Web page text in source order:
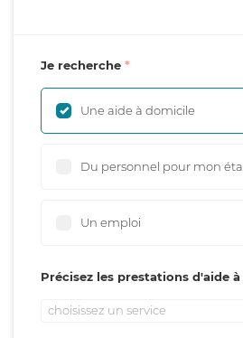
Je recherche
Une aide à domicile
Du personnel pour mon
Un emploi
Précisez les prestations d'aide
choisissez un service